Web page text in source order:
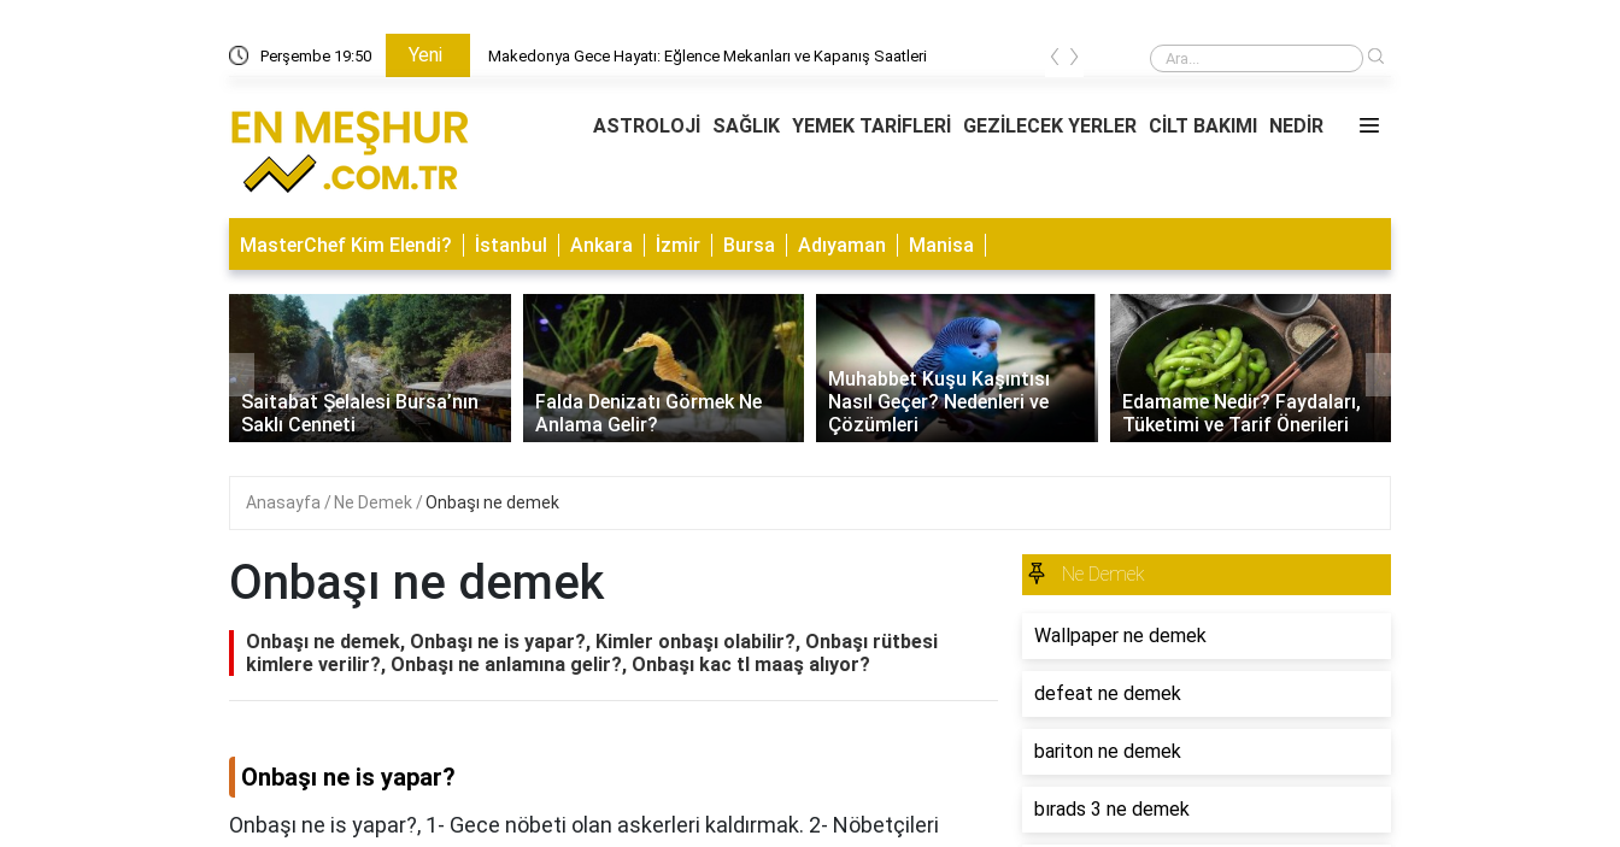
Perşembe 19:50 Yeni
Eğlence Mekanları ve Kapanış Saatleri Makedonya Gece Hayatı: Eğlence Mekanları ve Kapanış Saatleri Makedonya Gece Hayatı: Eğlence Mekanları ve Kapanış Saatleri
‹ ›
ASTROLOJİ SAĞLIK YEMEK TARİFLERİ GEZİLECEK YERLER CİLT BAKIMI NEDİR
MasterChef Kim Elendi? İstanbul Ankara İzmir Bursa Adıyaman Manisa
Saitabat Şelalesi Bursa’nın
Saklı Cenneti
Falda Denizatı Görmek Ne
Anlama Gelir?
Muhabbet Kuşu Kaşıntısı
Nasıl Geçer? Nedenleri ve
Çözümleri
Edamame Nedir? Faydaları,
Tüketimi ve Tarif Önerileri
‹ ›
Anasayfa Ne Demek Onbaşı ne demek
Onbaşı ne demek
Onbaşı ne demek, Onbaşı ne is yapar?, Kimler onbaşı olabilir?, Onbaşı rütbesi
kimlere verilir?, Onbaşı ne anlamına gelir?, Onbaşı kac tl maaş alıyor?
Onbaşı ne is yapar?
Onbaşı ne is yapar?, 1- Gece nöbeti olan askerleri kaldırmak. 2- Nöbetçileri
Ne Demek
Wallpaper ne demek
defeat ne demek
bariton ne demek
bırads 3 ne demek